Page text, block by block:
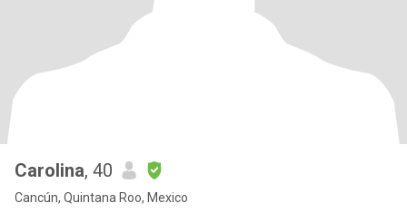
Carolina, 40
Cancún, Quintana Roo, Mexico